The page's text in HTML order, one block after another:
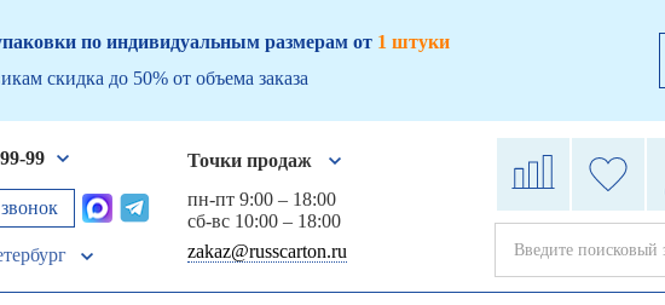
по индивидуальным размерам от 1 штуки
скидка до 50% от объема заказа
99
Точки продаж
пн-пт 9:00 – 18:00
сб-вс 10:00 – 18:00
zakaz@russcarton.ru